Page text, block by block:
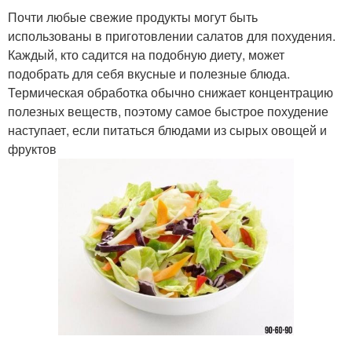
Почти любые свежие продукты могут быть
использованы в приготовлении салатов для похудения.
Каждый, кто садится на подобную диету, может
подобрать для себя вкусные и полезные блюда.
Термическая обработка обычно снижает концентрацию
полезных веществ, поэтому самое быстрое похудение
наступает, если питаться блюдами из сырых овощей и
фруктов